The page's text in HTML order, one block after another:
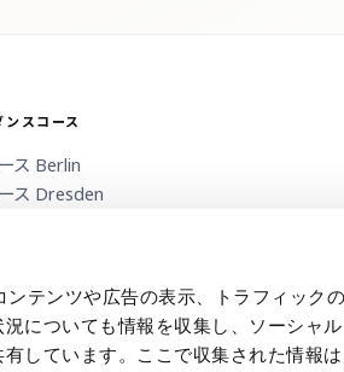
テンツや広告の表示、トラフィック
についても情報を収集し、ソーシャ
しています。ここで収集された情報
スコース
ス Berlin
ス Dresden